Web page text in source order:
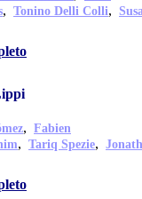
, Tonino Delli Colli,
, Fabien
, Tariq Spezie,